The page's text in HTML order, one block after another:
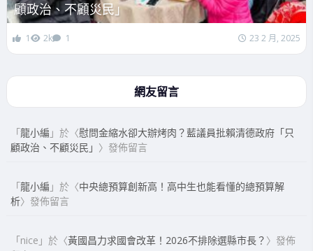
顧政治、不顧災民」
1 2k 1 23 2 月, 2025
網友留言
「龍小編 」於〈慰問金縮水卻大辦烤肉？藍議員批賴清德政府「只
顧政治、不顧災民」 〉發佈留言
「龍小編 」於〈中央總預算創新高！高中生也能看懂的總預算解
析〉發佈留言
「nice 」於〈黃國昌力求國會改革！2026不排除選縣市長？ 〉發佈